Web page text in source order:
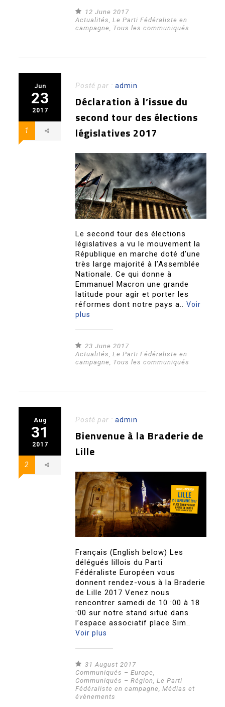
12 June 2017
Actualités,Le Parti Fédéraliste en
campagne, Tous les communiqués
Jun
23
2017
1
Posté par :admin
Déclaration à l’issue du
second tour des élections
législatives 2017
Le second tour des élections
législatives a vu le mouvement la
République en marche doté d’une
très large majorité à l’Assemblée
Nationale. Ce qui donne à
Emmanuel Macron une grande
latitude pour agir et porter les
réformes dont notre pays a..Voir
plus
23 June 2017
Actualités,Le Parti Fédéraliste en
campagne, Tous les communiqués
Aug
31
2017
2
Posté par :admin
Bienvenue à la Braderie de
Lille
Français (English below) Les
délégués lillois du Parti
Fédéraliste Européen vous
donnent rendez-vous à la Braderie
de Lille 2017 Venez nous
rencontrer samedi de 10 :00 à 18
:00 sur notre stand situé dans
l’espace associatif place Sim..
Voir plus
31 August 2017
Communiqués – Europe,
Communiqués – Région,Le Parti
Fédéraliste en campagne,Médias et
évènements